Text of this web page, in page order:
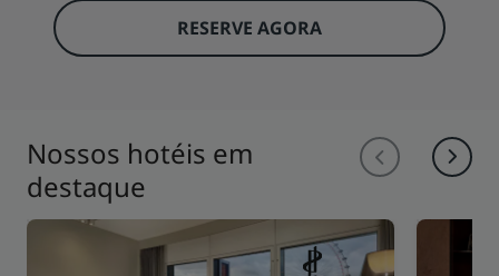
RESERVE AGORA
Nossos hotéis em
destaque